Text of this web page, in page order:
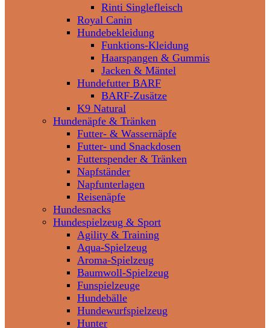
Rinti Singlefleisch
Royal Canin
Hundebekleidung
Funktions-Kleidung
Haarspangen & Gummis
Jacken & Mäntel
Hundefutter BARF
BARF-Zusätze
K9 Natural
Hundenäpfe & Tränken
Futter- & Wassernäpfe
Futter- und Snackdosen
Futterspender & Tränken
Napfständer
Napfunterlagen
Reisenäpfe
Hundesnacks
Hundespielzeug & Sport
Agility & Training
Aqua-Spielzeug
Aroma-Spielzeug
Baumwoll-Spielzeug
Funspielzeuge
Hundebälle
Hundewurfspielzeug
Hunter